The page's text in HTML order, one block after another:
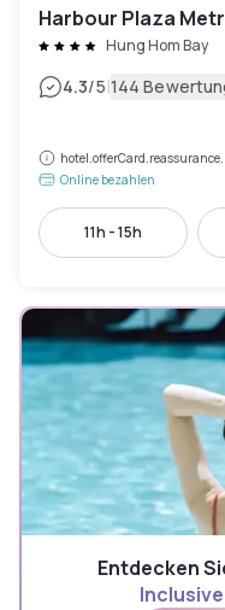
Harbour Plaza
Hung Hom Bay
4.3/5|144
Online bezahlen
11h - 15h
Entdecken